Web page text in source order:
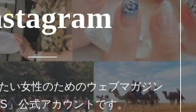
い女性のためのウェブマガジン
」公式アカウントです。